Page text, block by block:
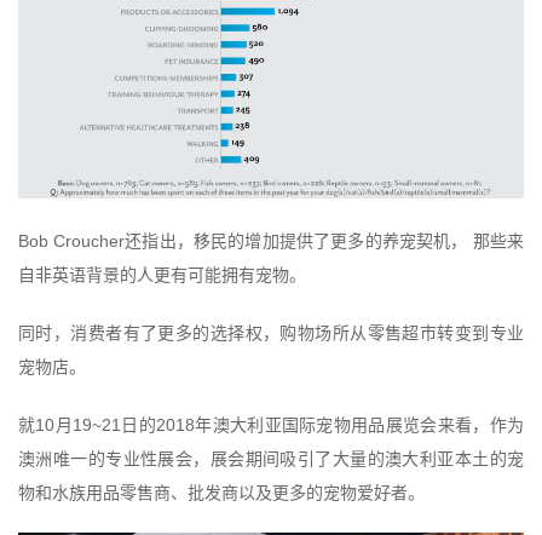
Bob Croucher还指出，移民的增加提供了更多的养宠契机， 那些来
自非英语背景的人更有可能拥有宠物。
同时，消费者有了更多的选择权，购物场所从零售超市转变到专业
宠物店。
就10月 19~21 日的2018年澳大利亚国际宠物用品展览会来看，作为
澳洲唯一的专业性展会，展会期间吸引了大量的澳大利亚本土的宠
物和水族用品零售商、批发商以及更多的宠物爱好者。